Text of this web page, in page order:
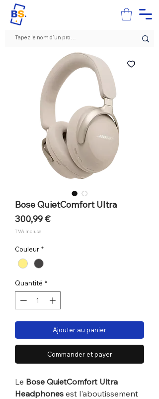
Bose QuietComfort Ultra
300,99 €Prix
TVA Incluse
Couleur *
Quantité *
Ajouter au panier
Commander et payer
Le Bose QuietComfort Ultra
Headphones est l'aboutissement